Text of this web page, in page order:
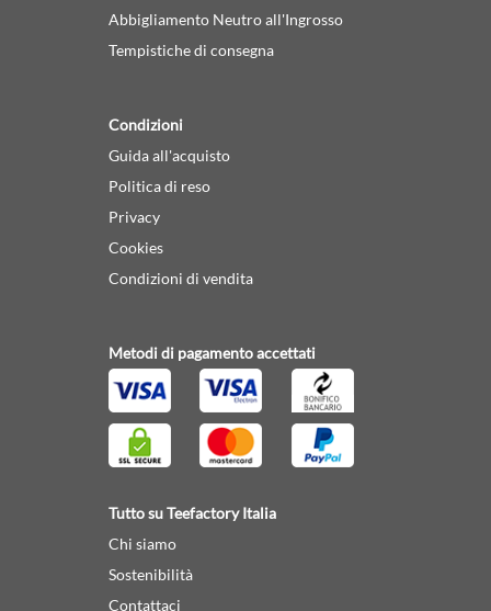
Abbigliamento Neutro all'Ingrosso
Tempistiche di consegna
Condizioni
Guida all'acquisto
Politica di reso
Privacy
Cookies
Condizioni di vendita
Metodi di pagamento accettati
Tutto su Teefactory Italia
Chi siamo
Sostenibilità
Contattaci